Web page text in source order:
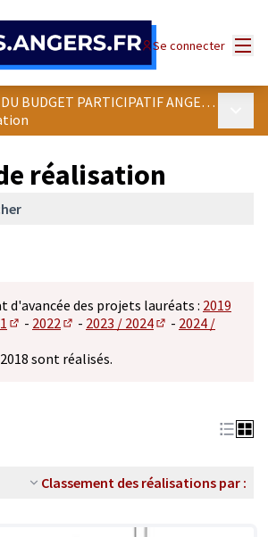
Se connecter
LES RÉALISATIONS DU BUDGET PARTICIPATIF ANGEVIN
réalisation
d'avancée des projets lauréats : 2019
onglet)
dans un nouvel onglet)
(S'ouvre dans un nouvel onglet)
- 2022
(S'ouvre dans un nouvel onglet)
- 2023 / 2024
(S'ouvre dans un
- 2024 /
un nouvel onglet)
sont réalisés.
Classement des réalisations par :